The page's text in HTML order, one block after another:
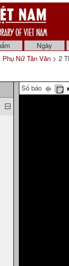
Ngày
Phụ Nữ Tân Văn > 2
Số báo